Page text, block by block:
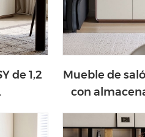
de 1,2
Mueble de
con